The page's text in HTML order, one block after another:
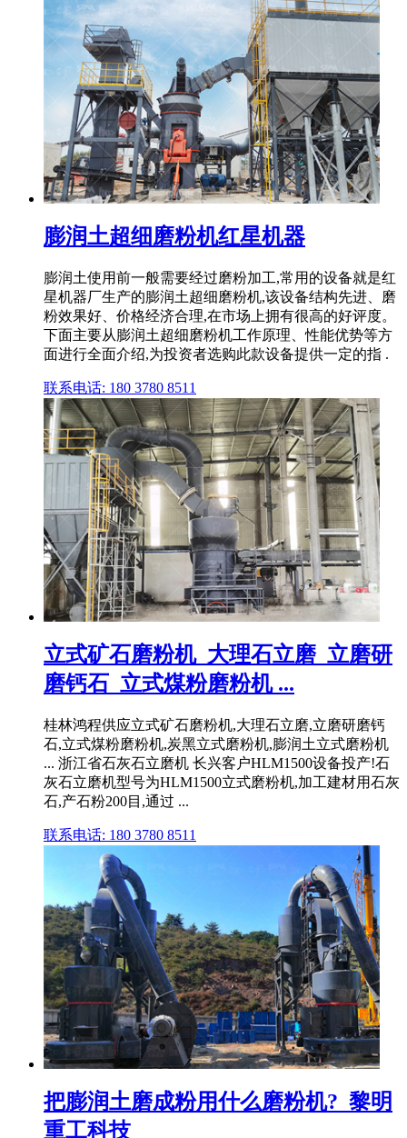
膨润土超细磨粉机红星机器
膨润土使用前一般需要经过磨粉加工,常用的设备就是红
星机器厂生产的膨润土超细磨粉机,该设备结构先进、磨
粉效果好、价格经济合理,在市场上拥有很高的好评度。
下面主要从膨润土超细磨粉机工作原理、性能优势等方
面进行全面介绍,为投资者选购此款设备提供一定的指 .
联系电话: 180 3780 8511
立式矿石磨粉机_大理石立磨_立磨研
磨钙石_立式煤粉磨粉机 ...
桂林鸿程供应立式矿石磨粉机,大理石立磨,立磨研磨钙
石,立式煤粉磨粉机,炭黑立式磨粉机,膨润土立式磨粉机
... 浙江省石灰石立磨机 长兴客户HLM1500设备投产!石
灰石立磨机型号为HLM1500立式磨粉机,加工建材用石灰
石,产石粉200目,通过 ...
联系电话: 180 3780 8511
把膨润土磨成粉用什么磨粉机?_黎明
重工科技